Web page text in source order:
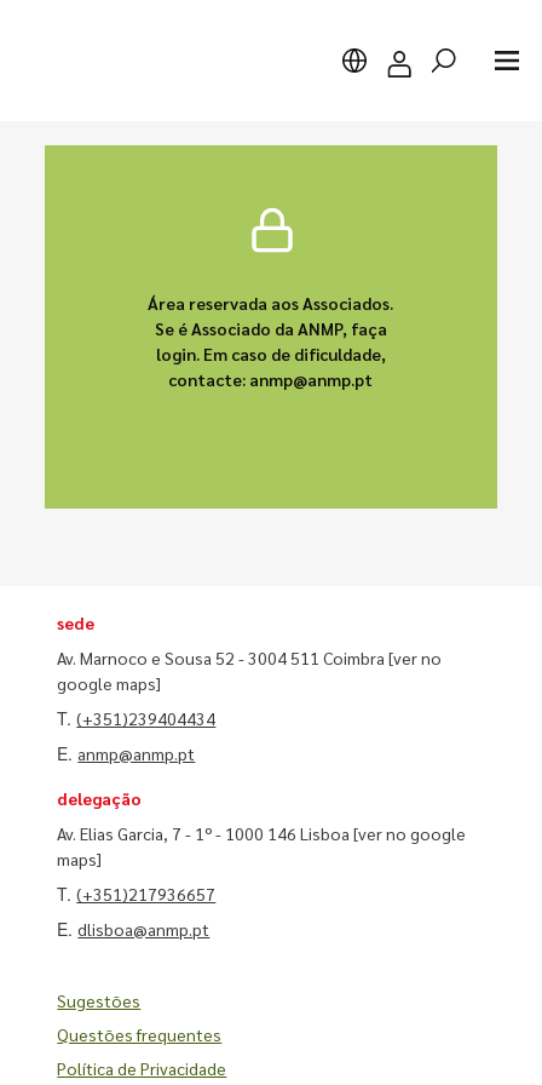
Área reservada aos Associados.
Se é Associado da ANMP, faça
login. Em caso de dificuldade,
contacte: anmp@anmp.pt
sede
Av. Marnoco e Sousa 52 - 3004 511 Coimbra[ver no
google maps]
T.(+351)239404434
E. anmp@anmp.pt
delegação
Av. Elias Garcia, 7 - 1º - 1000 146 Lisboa[ver no google
maps]
T.(+351)217936657
E.dlisboa@anmp.pt
Sugestões
Questões frequentes
Política de Privacidade